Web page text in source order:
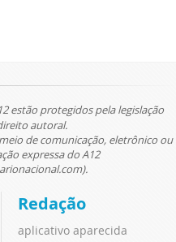
estão protegidos pela legislação
autoral.
de comunicação, eletrônico ou
expressa do A12
Redação
aplicativo aparecida